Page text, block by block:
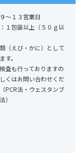
～１３営業日
１包装以上（５０ｇ以
（えび・かに）として
す。
査も行っておりますの
くはお問い合わせくだ
PCR法・ウェスタンブ
）